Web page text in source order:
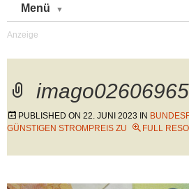
Menü
PUBLISHED ON 22. JUNI 2023 IN
GÜNSTIGEN STROMPREIS ZU
FULL